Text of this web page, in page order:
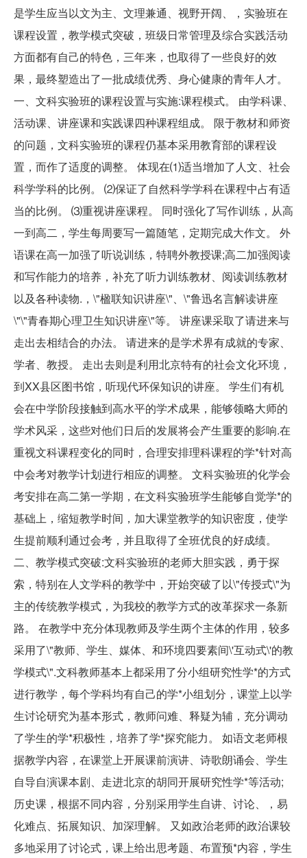
是学生应当以文为主、文理兼通、视野开阔、，实验班在
课程设置，教学模式突破，班级日常管理及综合实践活动
方面都有自己的特色，三年来，也取得了一些良好的效
果，最终塑造出了一批成绩优秀、身心健康的青年人才。
一、文科实验班的课程设置与实施:课程模式。 由学科课、
活动课、讲座课和实践课四种课程组成。 限于教材和师资
的问题，文科实验班的课程仍基本采用教育部的课程设
置，而作了适度的调整。 体现在⑴适当增加了人文、社会
科学学科的比例。 ⑵保证了自然科学学科在课程中占有适
当的比例。 ⑶重视讲座课程。 同时强化了写作训练，从高
一到高二，学生每周要写一篇随笔，定期完成大作文。 外
语课在高一加强了听说训练，特聘外教授课;高二加强阅读
和写作能力的培养，补充了听力训练教材、阅读训练教材
以及各种读物.，\"楹联知识讲座\"、\"鲁迅名言解读讲座
\"\"青春期心理卫生知识讲座\"等。 讲座课采取了请进来与
走出去相结合的办法。 请进来的是学术界有成就的专家、
学者、教授。 走出去则是利用北京特有的社会文化环境，
到XX县区图书馆，听现代环保知识的讲座。 学生们有机
会在中学阶段接触到高水平的学术成果，能够领略大师的
学术风采，这些对他们日后的发展将会产生重要的影响.在
重视文科课程变化的同时，合理安排理科课程的学*针对高
中会考对教学计划进行相应的调整。 文科实验班的化学会
考安排在高二第一学期，在文科实验班学生能够自觉学*的
基础上，缩短教学时间，加大课堂教学的知识密度，使学
生提前顺利通过会考，并且取得了全班优良的好成绩。
二、教学模式突破:文科实验班的老师大胆实践，勇于探
索，特别在人文学科的教学中，开始突破了以\"传授式\"为
主的传统教学模式，为我校的教学方式的改革探求一条新
路。 在教学中充分体现教师及学生两个主体的作用，较多
采用了\"教师、学生、媒体、和环境四要素间\'互动式\'的教
学模式\".文科教师基本上都采用了分小组研究性学*的方式
进行教学，每个学科均有自己的学*小组划分，课堂上以学
生讨论研究为基本形式，教师问难、释疑为辅，充分调动
了学生的学*积极性，培养了学*探究能力。 如语文老师根
据教学内容，在课堂上开展课前演讲、诗歌朗诵会、学生
自导自演课本剧、走进北京的胡同开展研究性学*等活动;
历史课，根据不同内容，分别采用学生自讲、讨论、，易
化难点、拓展知识、加深理解。 又如政治老师的政治课较
多地采用了讨论式，课上给出思考题、布置预*内容，学生